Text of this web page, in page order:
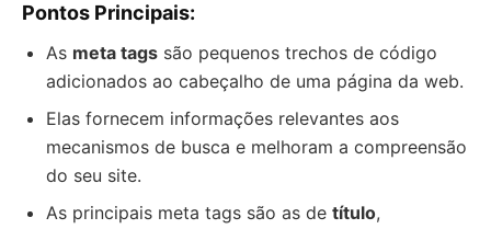
Pontos Principais:
As meta tags são pequenos trechos de código
adicionados ao cabeçalho de uma página da web.
Elas fornecem informações relevantes aos
mecanismos de busca e melhoram a compreensão
do seu site.
As principais meta tags são as de título,